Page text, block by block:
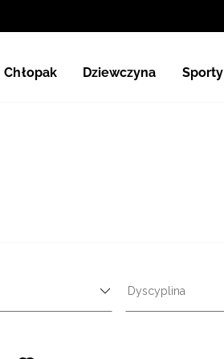
Chłopak Dziewczyna Sporty
Dyscyplina